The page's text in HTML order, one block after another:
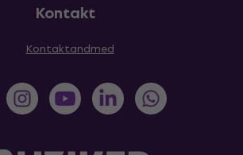
Kontakt
Kontaktandmed